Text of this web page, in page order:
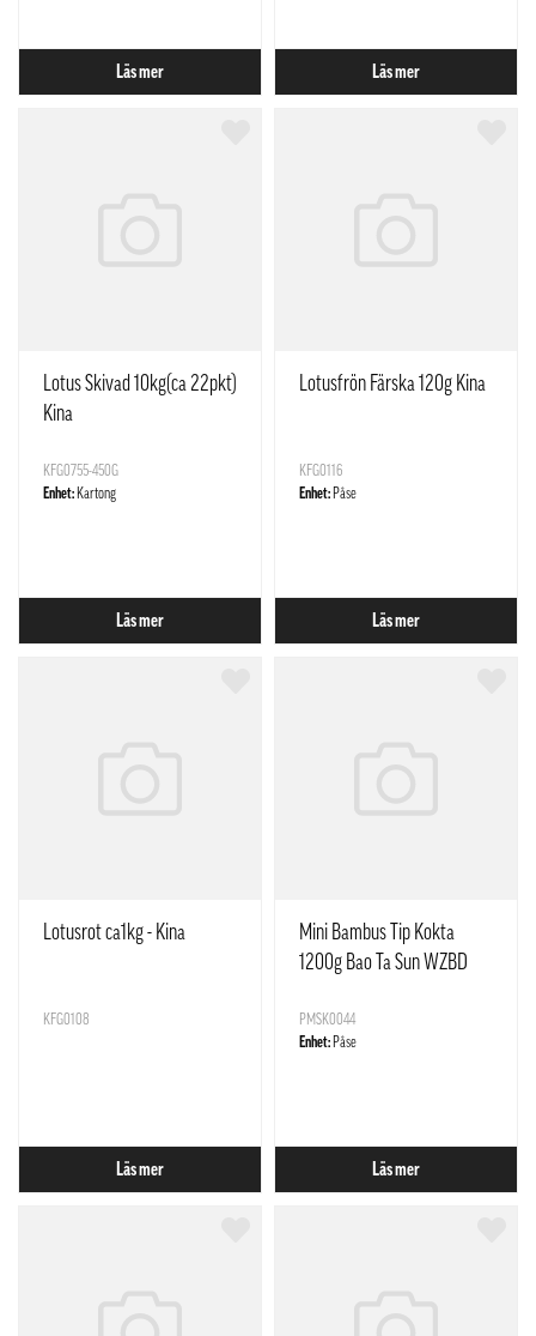
Läs mer Läs mer
Lotus Skivad 10kg(ca 22pkt)
Kina
KFG0755-450G
Enhet: Kartong
Läs mer
Lotusfrön Färska 120g Kina
KFG0116
Enhet: Påse
Läs mer
Lotusrot ca1kg - Kina
KFG0108
Läs mer
Mini Bambus Tip Kokta
1200g Bao Ta Sun WZBD
PMSK0044
Enhet: Påse
Läs mer